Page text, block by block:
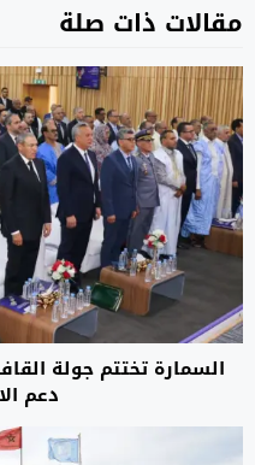
مقالات ذات صلة
السمارة تختتم جولة
دعم